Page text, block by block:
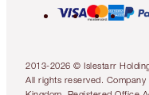
2013-2026 © Islestarr
All rights reserved.